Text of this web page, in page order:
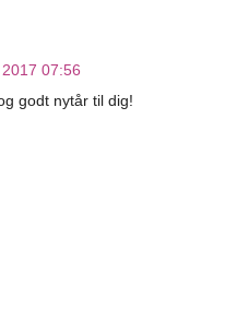
07:56
godt nytår til dig!